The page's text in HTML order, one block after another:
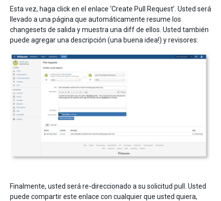
Esta vez, haga click en el enlace ‘Create Pull Request’. Usted será
llevado a una página que automáticamente resume los
changesets de salida y muestra una diff de ellos. Usted también
puede agregar una descripción (una buena idea!) y revisores:
Finalmente, usted será re-direccionado a su solicitud pull. Usted
puede compartir este enlace con cualquier que usted quiera,